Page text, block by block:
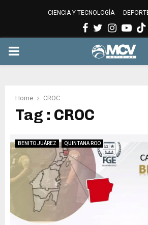
CIENCIA Y TECNOLOGÍA
Facebook
Twitter
PRIMARY
Home CROC
Tag : CROC
BENITO JUÁREZ QUINTANA ROO